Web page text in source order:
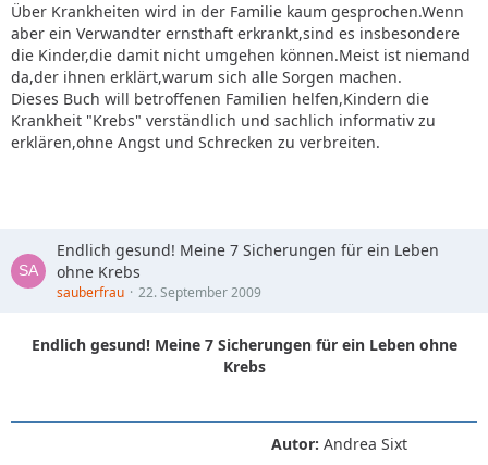
Über Krankheiten wird in der Familie kaum gesprochen.Wenn
aber ein Verwandter ernsthaft erkrankt,sind es insbesondere
die Kinder,die damit nicht umgehen können.Meist ist niemand
da,der ihnen erklärt,warum sich alle Sorgen machen.
Dieses Buch will betroffenen Familien helfen,Kindern die
Krankheit "Krebs" verständlich und sachlich informativ zu
erklären,ohne Angst und Schrecken zu verbreiten.
Endlich gesund! Meine 7 Sicherungen für ein Leben
ohne Krebs
sauberfrau 22. September 2009
Endlich gesund! Meine 7 Sicherungen für ein Leben ohne
Krebs
Autor: Andrea Sixt